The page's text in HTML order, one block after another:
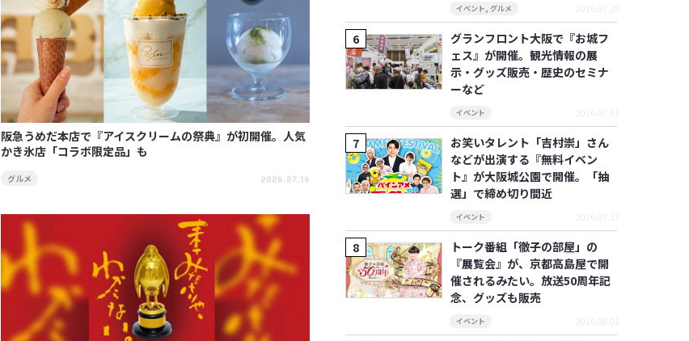
阪急うめだ本店で『アイスクリームの祭典』が初開催。人気
かき氷店「コラボ限定品」も
グルメ 2026.07.16
イベント ,グルメ 2026.07.29
グランフロント大阪で『お城フ
ェス』が開催。観光情報の展
示・グッズ販売・歴史のセミナ
ーなど
イベント 2026.07.31
お笑いタレント「吉村崇」さん
などが出演する『無料イベン
ト』が大阪城公園で開催。「抽
選」で締め切り間近
イベント 2026.07.17
トーク番組「徹子の部屋」の
『展覧会』が、京都高島屋で開
催されるみたい。放送50周年記
念、グッズも販売
イベント 2026.08.01